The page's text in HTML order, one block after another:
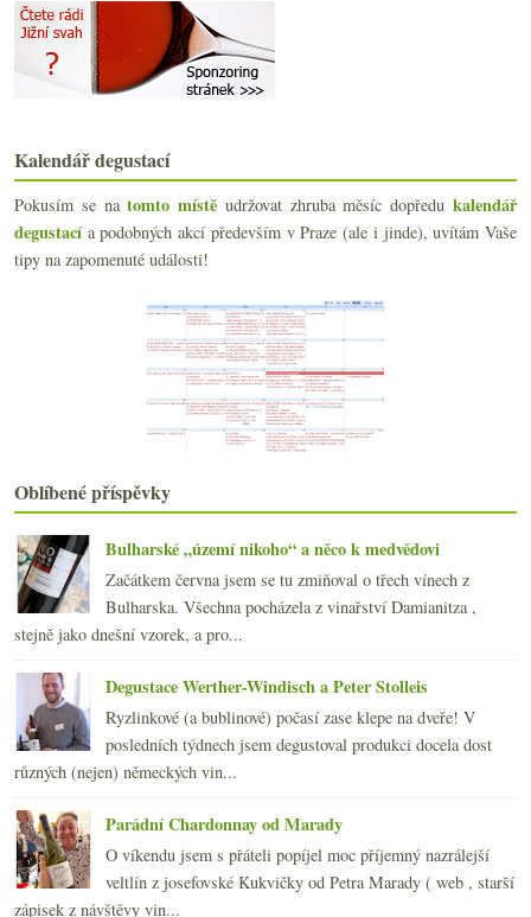
Oliváč s 99 body, hodnocení a srovnávání
Ovíněný zpět z Itálie
► července (10)
června(22)
►dubna(19)
►března(22)
►února(15)
►ledna(21)
► 2021(239)
►2013(249)
►2011(252)
►2010(249)
►2009(249)
►2008(270)
►2007(108)
Kalendář degustací
Pokusím se natomto místě udržovat zhruba měsíc dopředukalendář
degustacía podobných akcí především v Praze (ale i jinde), uvítám Vaše
tipy na zapomenuté události!
Oblíbené příspěvky
Bulharské „území nikoho“ a něco k medvědovi
Začátkem června jsem se tu zmiňoval o třech vínech z
Bulharska. Všechna pocházela z vinařství Damianitza ,
stejně jako dnešní vzorek, a pro...
Degustace Werther-Windisch a Peter Stolleis
Ryzlinkové (a bublinové) počasí zase klepe na dveře! V
posledních týdnech jsem degustoval produkci docela dost
různých (nejen) německých vin...
Parádní Chardonnay od Marady
O víkendu jsem s přáteli popíjel moc příjemný nazrálejší
veltlín z josefovské Kukvičky od Petra Marady ( web , starší
zápisek z návštěvy vin...